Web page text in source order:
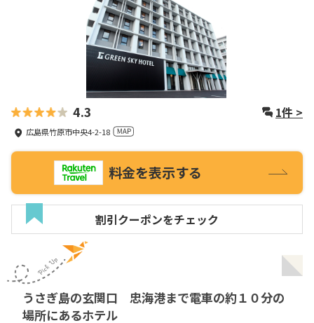
4.3 1件 >
広島県竹原市中央4-2-18
料金を表示する
割引クーポンをチェック
うさぎ島の玄関口 忠海港まで電車の約１０分の
場所にあるホテル